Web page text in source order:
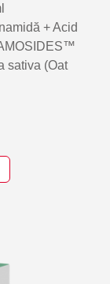
+ Acid
sativa (Oat